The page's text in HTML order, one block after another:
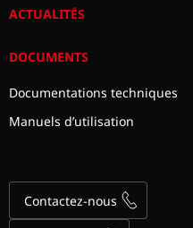
ACTUALITÉS
DOCUMENTS
Documentations techniques
Manuels d’utilisation
Contactez-nous